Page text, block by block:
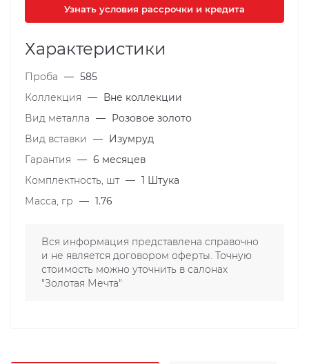
Узнать условия рассрочки и кредита
Характеристики
Проба — 585
Коллекция — Вне коллекции
Вид металла — Розовое золото
Вид вставки
— Изумруд
Гарантия — 6 месяцев
Комплектность, шт — 1 Штука
Масса, гр — 1.76
Вся информация представлена справочно
и не является договором оферты. Точную
стоимость можно уточнить в салонах
"Золотая Мечта"